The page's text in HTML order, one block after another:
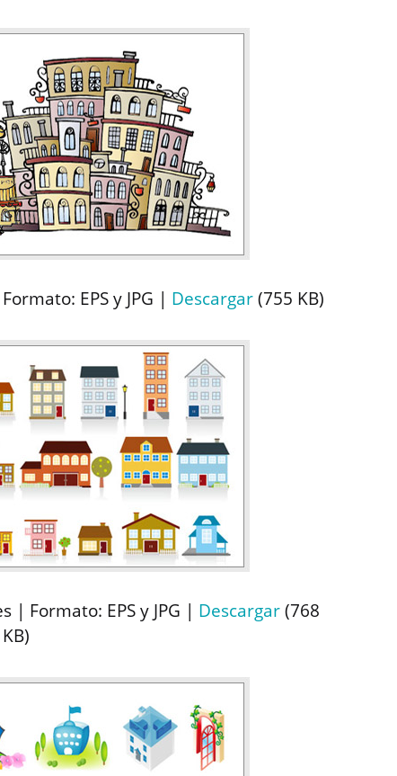
EPS y JPG | Descargar(755 KB)
| Formato: EPS y JPG | Descargar(768
KB)